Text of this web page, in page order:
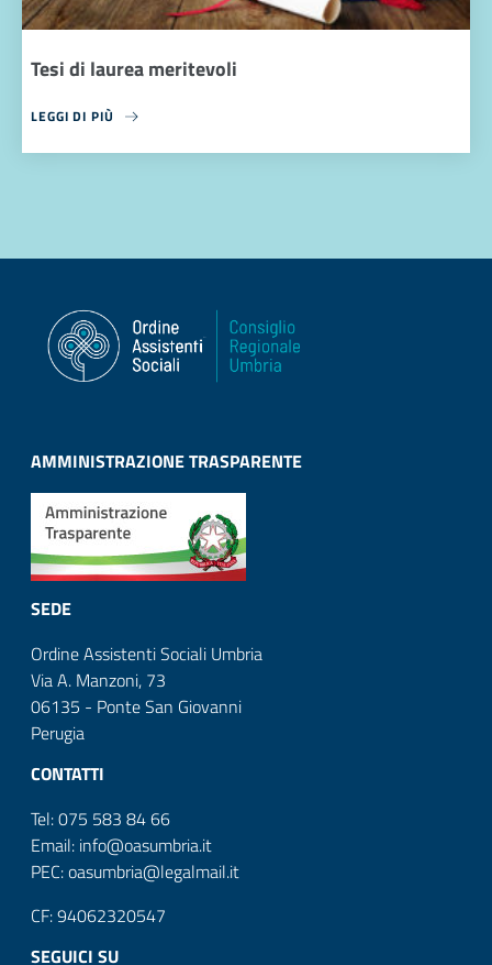
Tesi di laurea meritevoli
LEGGI DI PIÙ
AMMINISTRAZIONE TRASPARENTE
SEDE
Ordine Assistenti Sociali Umbria
Via A. Manzoni, 73
06135 - Ponte San Giovanni
Perugia
CONTATTI
Tel: 075 583 84 66
Email: info@oasumbria.it
PEC: oasumbria@legalmail.it
CF: 94062320547
SEGUICI SU